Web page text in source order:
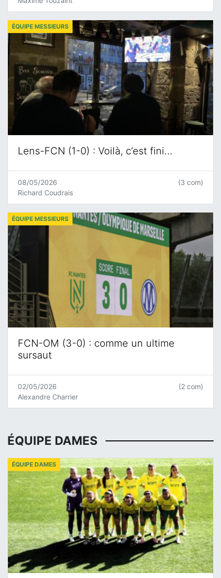
Lens-FCN (1-0) : Voilà, c’est fini…
ÉQUIPE MESSIEURS
08/05/2026
Richard Coudrais
(3 com)
FCN-OM (3-0) : comme un ultime
sursaut
ÉQUIPE MESSIEURS
02/05/2026
Alexandre Charrier
(2 com)
ÉQUIPE DAMES
ÉQUIPE DAMES